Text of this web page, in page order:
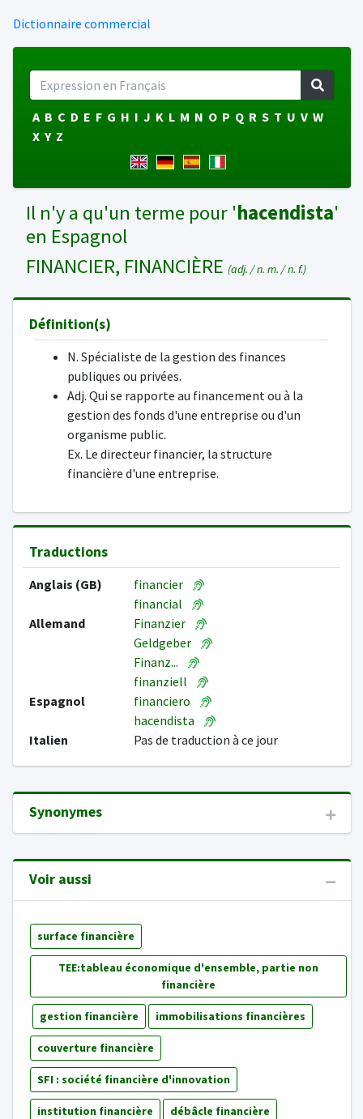
Dictionnaire commercial
A B C D E F G H I J K L M N O P Q R S T U V W
X Y Z
Il n'y a qu'un terme pour 'hacendista'
en Espagnol
FINANCIER, FINANCIÈRE (adj. / n. m. / n. f.)
Définition(s)
N. Spécialiste de la gestion des finances
publiques ou privées.
Adj. Qui se rapporte au financement ou à la
gestion des fonds d'une entreprise ou d'un
organisme public.
Ex. Le directeur financier, la structure
financière d'une entreprise.
Traductions
Anglais (GB)
financier
financial
Allemand
Finanzier
Geldgeber
Finanz...
finanziell
Espagnol
financiero
hacendista
Italien
Pas de traduction à ce jour
Synonymes
Voir aussi
surface financière
TEE:tableau économique d'ensemble, partie non
financière
gestion financière immobilisations financières
couverture financière
SFI : société financière d'innovation
institution financière débâcle financière